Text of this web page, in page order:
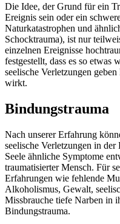
Die Idee, der Grund für ein
Ereignis sein oder ein
Naturkatastrophen und
Schocktrauma), ist nur
einzelnen Ereignisse
festgestellt, dass es so etwas
seelische Verletzungen
wirkt.
Bindungstrauma
Nach unserer Erfahrung
seelische Verletzungen in
Seele ähnliche Symptome
traumatisierter Mensch. Für
Erfahrungen wie fehlende
Alkoholismus, Gewalt,
Missbrauche tiefe Narben in
Bindungstrauma.